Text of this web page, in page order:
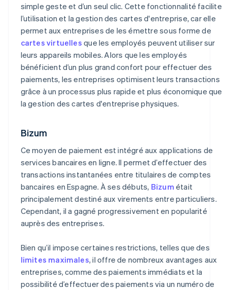
simple geste et d’un seul clic. Cette fonctionnalité facilite
l’utilisation et la gestion des cartes d'entreprise, car elle
permet aux entreprises de les émettre sous forme de
cartes virtuelles que les employés peuvent utiliser sur
leurs appareils mobiles. Alors que les employés
bénéficient d’un plus grand confort pour effectuer des
paiements, les entreprises optimisent leurs transactions
grâce à un processus plus rapide et plus économique que
la gestion des cartes d'entreprise physiques.
Bizum
Ce moyen de paiement est intégré aux applications de
services bancaires en ligne. Il permet d’effectuer des
transactions instantanées entre titulaires de comptes
bancaires en Espagne. À ses débuts, Bizum était
principalement destiné aux virements entre particuliers.
Cependant, il a gagné progressivement en popularité
auprès des entreprises.
Bien qu’il impose certaines restrictions, telles que des
limites maximales, il offre de nombreux avantages aux
entreprises, comme des paiements immédiats et la
possibilité d’effectuer des paiements via un numéro de